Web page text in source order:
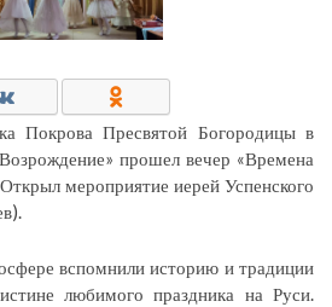
Покрова Пресвятой Богородицы в
прошел вечер «Времена
мероприятие иерей Успенского
вспомнили историю и традиции
любимого праздника на Руси.